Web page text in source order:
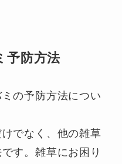
予防方法
の予防方法につい
でなく、他の雑草
す。雑草にお困り